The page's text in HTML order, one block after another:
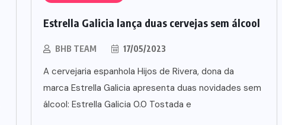
Estrella Galicia lança duas cervejas sem álcool
BHB TEAM 17/05/2023
A cervejaria espanhola Hijos de Rivera, dona da
marca Estrella Galicia apresenta duas novidades sem
álcool: Estrella Galicia 0.0 Tostada e